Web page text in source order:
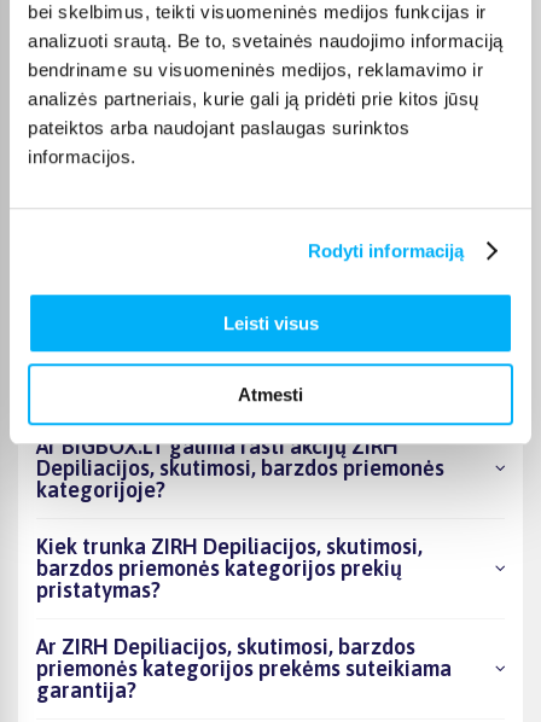
bei skelbimus, teikti visuomeninės medijos funkcijas ir
analizuoti srautą. Be to, svetainės naudojimo informaciją
bendriname su visuomeninės medijos, reklamavimo ir
analizės partneriais, kurie gali ją pridėti prie kitos jūsų
pateiktos arba naudojant paslaugas surinktos
informacijos.
Rodyti informaciją
Leisti visus
Atmesti
Palyginkite ZIRH prekes BIGBOX.LT ir išsirinkite tinkamiausią
variantą internetu.
Kokie ZIRH Depiliacijos, skutimosi, barzdos
priemonės kategorijoje esantys produktai šiuo
metu populiariausi?
Kiek prekių yra ZIRH Depiliacijos, skutimosi,
barzdos priemonės kategorijos asortimente ir
kokia žemiausia kaina?
Ar BIGBOX.LT galima rasti akcijų ZIRH
Depiliacijos, skutimosi, barzdos priemonės
kategorijoje?
Kiek trunka ZIRH Depiliacijos, skutimosi,
barzdos priemonės kategorijos prekių
pristatymas?
Ar ZIRH Depiliacijos, skutimosi, barzdos
priemonės kategorijos prekėms suteikiama
garantija?